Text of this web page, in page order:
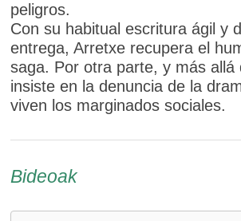
peligros.
Con su habitual escritura ágil y
entrega, Arretxe recupera el
saga. Por otra parte, y más allá
insiste en la denuncia de la
viven los marginados sociales.
Bideoak